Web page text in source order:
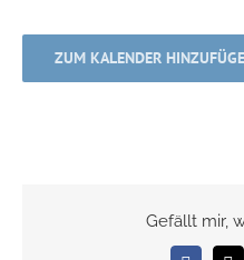
ZUM KALENDER
Gefällt mir,